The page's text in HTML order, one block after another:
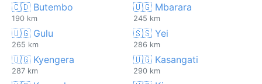
🇨🇩 Butembo
190 km
🇺🇬 Mbarara
245 km
🇺🇬 Gulu
265 km
🇸🇸 Yei
286 km
🇺🇬 Kyengera
287 km
🇺🇬 Kasangati
290 km